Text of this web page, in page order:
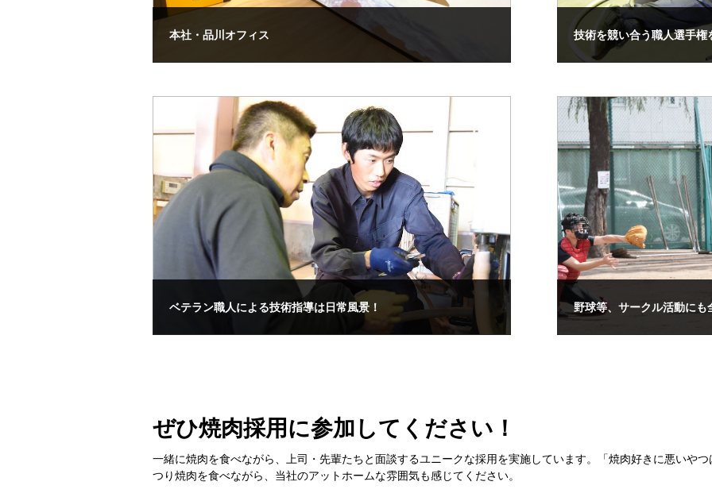
本社・品川オフィス 技術を競い合う職人選手権
ベテラン職人による技術指導は日常風景！ 野球等、サークル活動にも
ぜひ焼肉採用に参加してください！
一緒に焼肉を食べながら、上司・先輩たちと面談するユニークな採用を実施しています。「焼肉好きに悪いや
つり焼肉を食べながら、当社のアットホームな雰囲気も感じてください。